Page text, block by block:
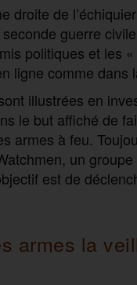
droite de
guerre
politiques et les «
ligne comme dans
illustrées en
le but affiché de
armes à feu.
un
est de
armes la